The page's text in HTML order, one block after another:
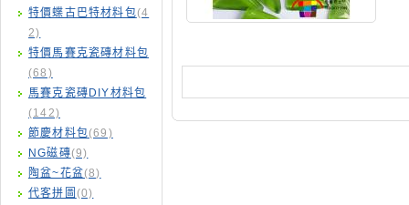
特價蝶古巴特材料包(4
2)
特價馬賽克瓷磚材料包
(68)
馬賽克瓷磚DIY材料包
(142)
節慶材料包(69)
NG磁磚(9)
陶盆~花盆(8)
代客拼圖 (0)